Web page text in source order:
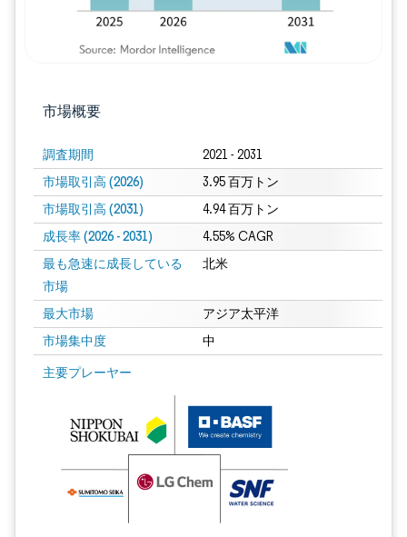
市場概要
調査期間 2021 - 2031
市場取引高 (2026) 3.95 百万トン
市場取引高 (2031) 4.94 百万トン
成長率 (2026 - 2031) 4.55% CAGR
最も急速に成長している
市場
北米
最大市場 アジア太平洋
市場集中度 中
主要プレーヤー
画像 © Mordor Intelligence。再利用にはCC BY 4.0の表示が必要です。